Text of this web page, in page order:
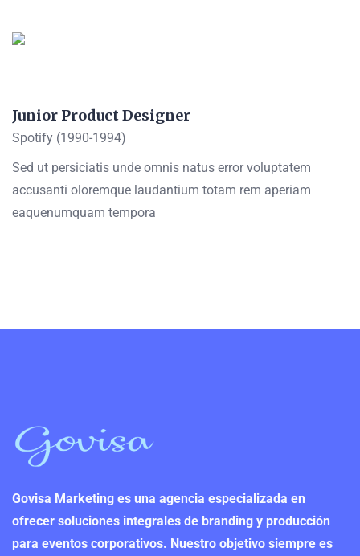
Junior Product Designer
Spotify (1990-1994)
Sed ut persiciatis unde omnis natus error voluptatem
accusanti oloremque laudantium totam rem aperiam
eaquenumquam tempora
Govisa Marketing es una agencia especializada en
ofrecer soluciones integrales de branding y producción
para eventos corporativos. Nuestro objetivo siempre es